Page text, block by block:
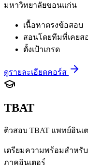
มหาวิทยาลัยขอนแก่น
เนื้อหาตรงข้อสอบ
สอนโดยทีมที่เคยส
ตั้งเป้าเกรด
ดูรายละเอียดคอร์ส
TBAT
ติวสอบ TBAT แพทย์อินเ
เตรียมความพร้อมสำหรั
ภาคอินเตอร์